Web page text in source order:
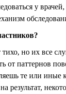
у
но их все
от паттернов
те или
результат,